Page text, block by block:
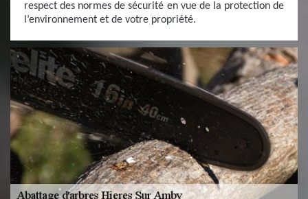
respect des normes de sécurité en vue de la protection de
l’environnement et de votre propriété.